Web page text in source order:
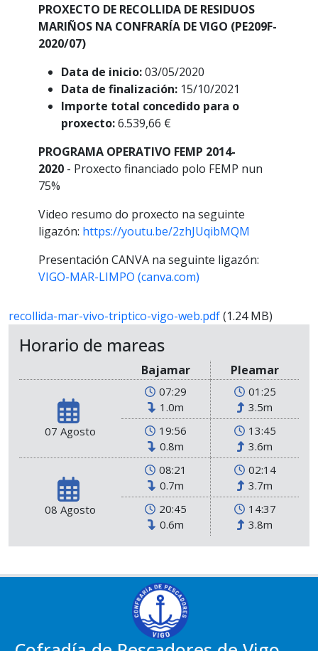
PROXECTO DE RECOLLIDA DE RESIDUOS
MARIÑOS NA CONFRARÍA DE VIGO (PE209F-
2020/07)
Data de inicio:03/05/2020
Data de finalización: 15/10/2021
Importe total concedido para o
proxecto:6.539,66 €
PROGRAMA OPERATIVO FEMP 2014-
2020 - Proxecto financiado polo FEMP nun
75%
Video resumo do proxecto na seguinte
ligazón: https://youtu.be/2zhJUqibMQM
Presentación CANVA na seguinte ligazón:
VIGO-MAR-LIMPO (canva.com)
recollida-mar-vivo-triptico-vigo-web.pdf(1.24 MB)
Horario de mareas
Bajamar Pleamar
07 Agosto
07:29
1.0m
01:25
3.5m
19:56
0.8m
13:45
3.6m
08 Agosto
08:21
0.7m
02:14
3.7m
20:45
0.6m
14:37
3.8m